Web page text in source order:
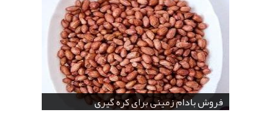
قیمت خرید دانه خام کاکائو
فروش بادام زمینی برای کره گیری
خرید عمده کنجد در تهران
خرید عمده کنجد سیاه و سفید
خرید بادام زمینی فله
خرید عمده کنجد سیاه
خرید عمده کنجد سفید
قیمت خرید کافی میت در کرمان
فروش انواع کنجد در یزد ( Sesame )